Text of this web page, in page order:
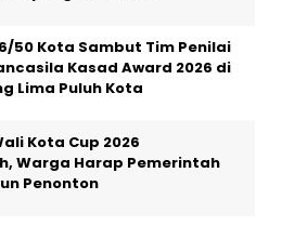
50 Kota Sambut Tim Penilai
Kasad Award 2026 di
Lima Puluh Kota
Kota Cup 2026
Warga Harap Pemerintah
Penonton